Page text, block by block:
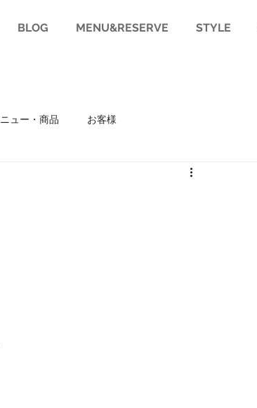
BLOG MENU&RESERVE STYLE
ュー・商品 お客様